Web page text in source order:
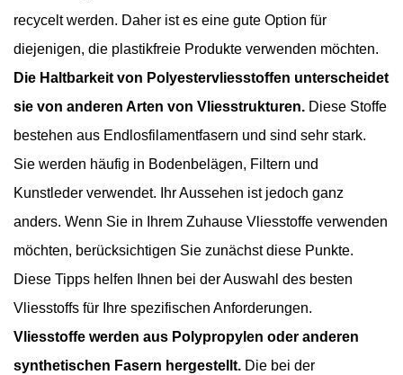
recycelt werden. Daher ist es eine gute Option für
diejenigen, die plastikfreie Produkte verwenden möchten.
Die Haltbarkeit von Polyestervliesstoffen unterscheidet
sie von anderen Arten von Vliesstrukturen. Diese Stoffe
bestehen aus Endlosfilamentfasern und sind sehr stark.
Sie werden häufig in Bodenbelägen, Filtern und
Kunstleder verwendet. Ihr Aussehen ist jedoch ganz
anders. Wenn Sie in Ihrem Zuhause Vliesstoffe verwenden
möchten, berücksichtigen Sie zunächst diese Punkte.
Diese Tipps helfen Ihnen bei der Auswahl des besten
Vliesstoffs für Ihre spezifischen Anforderungen.
Vliesstoffe werden aus Polypropylen oder anderen
synthetischen Fasern hergestellt. Die bei der